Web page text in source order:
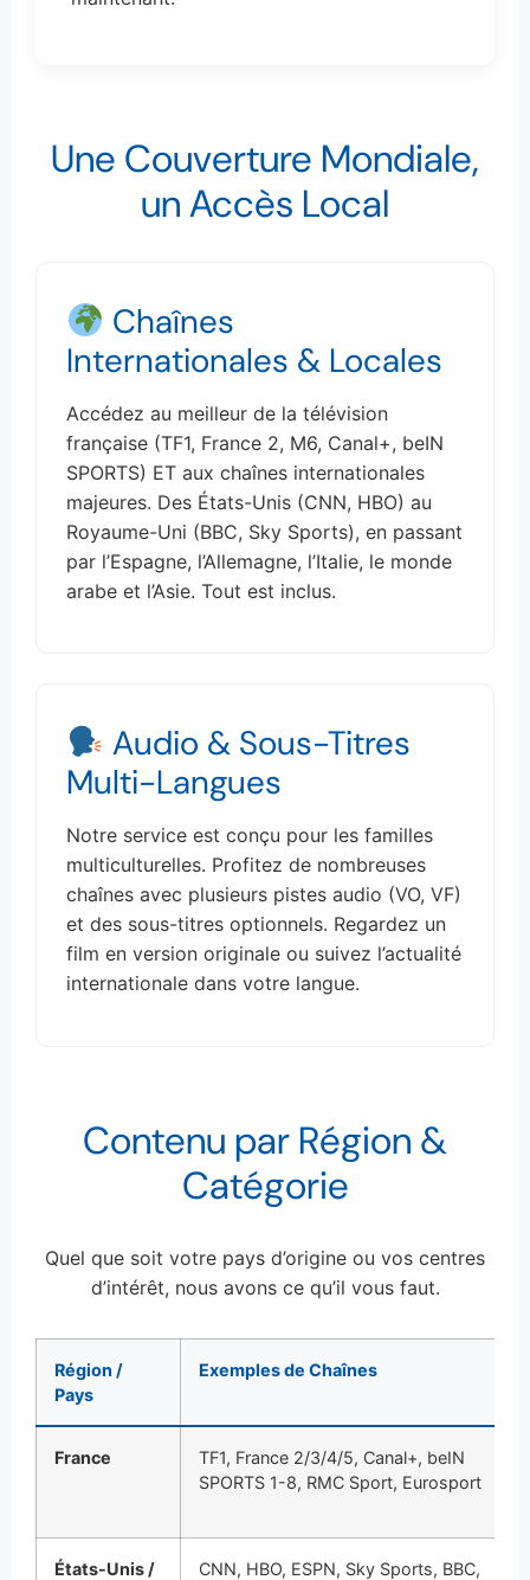
Une Couverture Mondiale,
un Accès Local
Chaînes
Internationales & Locales
Accédez au meilleur de la télévision
française (TF1, France 2, M6, Canal+, beIN
SPORTS) ET aux chaînes internationales
majeures. Des États-Unis (CNN, HBO) au
Royaume-Uni (BBC, Sky Sports), en passant
par l’Espagne, l’Allemagne, l’Italie, le monde
arabe et l’Asie. Tout est inclus.
Audio & Sous-Titres
Multi-Langues
Notre service est conçu pour les familles
multiculturelles. Profitez de nombreuses
chaînes avec plusieurs pistes audio (VO, VF)
et des sous-titres optionnels. Regardez un
film en version originale ou suivez l’actualité
internationale dans votre langue.
Contenu par Région &
Catégorie
Quel que soit votre pays d’origine ou vos centres
d’intérêt, nous avons ce qu’il vous faut.
Région /
Pays
Exemples de Chaînes
France
TF1, France 2/3/4/5, Canal+, beIN
SPORTS 1-8, RMC Sport, Eurosport
États-Unis /
CNN, HBO, ESPN, Sky Sports, BBC,